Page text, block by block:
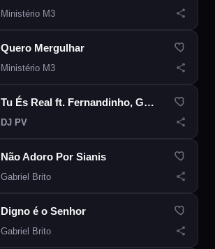
Ministério M3
Quero Mergulhar
Ministério M3
Tu És Real ft. Fernandinho, Gabriela Rocha
DJ PV
Não Adoro Por Sianis
Gabriel Brito
Digno é o Senhor
Gabriel Brito